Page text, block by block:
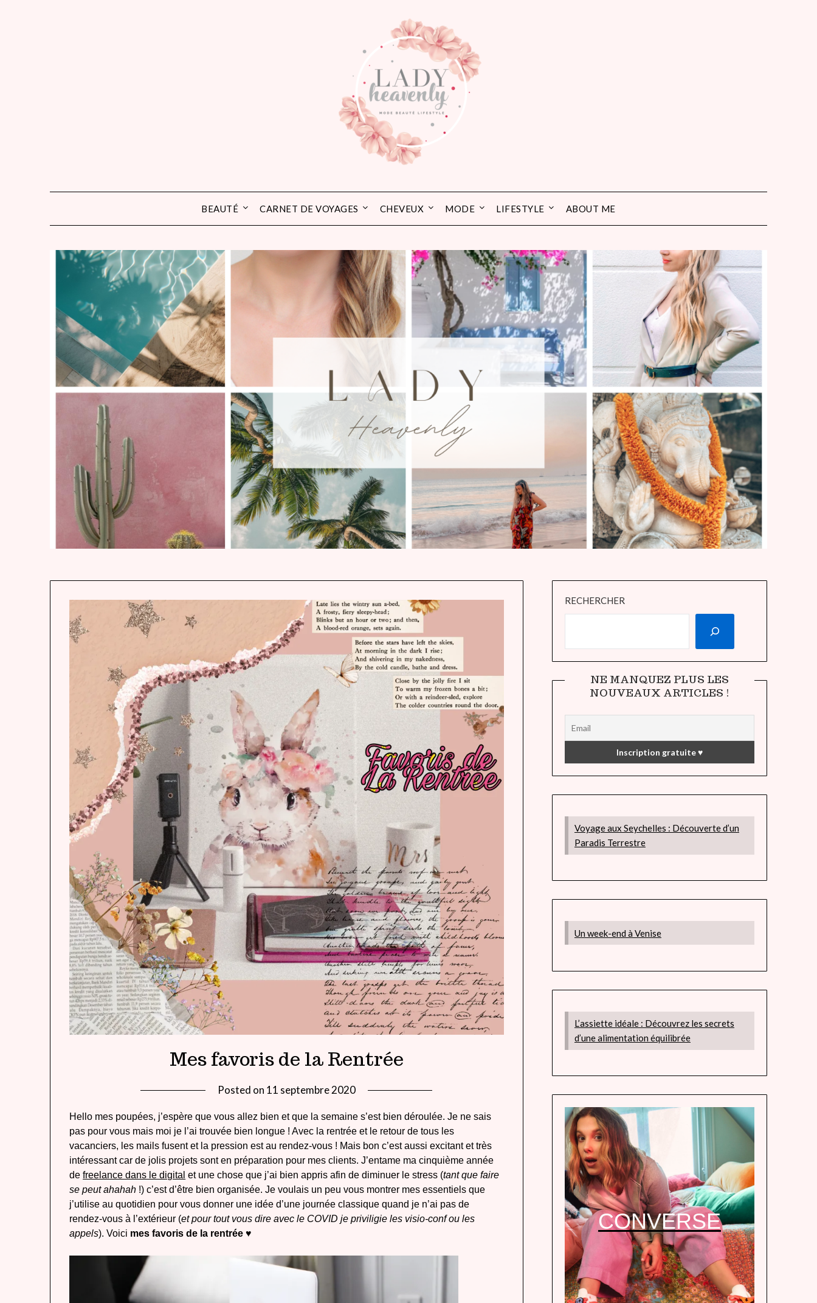
BEAUTÉ CARNET DE VOYAGES CHEVEUX MODE LIFESTYLE ABOUT ME
Mes favoris de la Rentrée
Posted on 11 septembre 2020by
heavenly
Hello mes poupées, j’espère que vous allez bien et que la semaine s’est bien déroulée. Je ne sais
pas pour vous mais moi je l’ai trouvée bien longue ! Avec la rentrée et le retour de tous les
vacanciers, les mails fusent et la pression est au rendez-vous ! Mais bon c’est aussi excitant et très
intéressant car de jolis projets sont en préparation pour mes clients. J’entame ma cinquième année
defreelance dans le digital et une chose que j’ai bien appris afin de diminuer le stress (tant que faire
se peut ahahah !) c’est d’être bien organisée. Je voulais un peu vous montrer mes essentiels que
j’utilise au quotidien pour vous donner une idée d’une journée classique quand je n’ai pas de
rendez-vous à l’extérieur (et pour tout vous dire avec le COVID je priviligie les visio-conf ou les
appels). Voici mes favoris de la rentrée ♥
RECHERCHER
NE MANQUEZ PLUS LES
NOUVEAUX ARTICLES !
Voyage aux Seychelles : Découverte d’un
Paradis Terrestre
Un week-end à Venise
L’assiette idéale : Découvrez les secrets
d’une alimentation équilibrée
CONVERSE